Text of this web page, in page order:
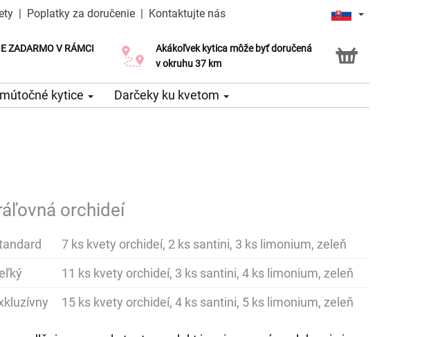
| Poplatky za doručenie | Kontaktujte nás
ZADARMO V RÁMCI
Akákoľvek kytica môže byť doručená
v okruhu 37 km
Služba Click & Collect
kytice Darčeky ku kvetom
orchideí
7 ks kvety orchideí, 2 ks santini, 3 ks limonium, zeleň
11 ks kvety orchideí, 3 ks santini, 4 ks limonium, zeleň
15 ks kvety orchideí, 4 ks santini, 5 ks limonium, zeleň